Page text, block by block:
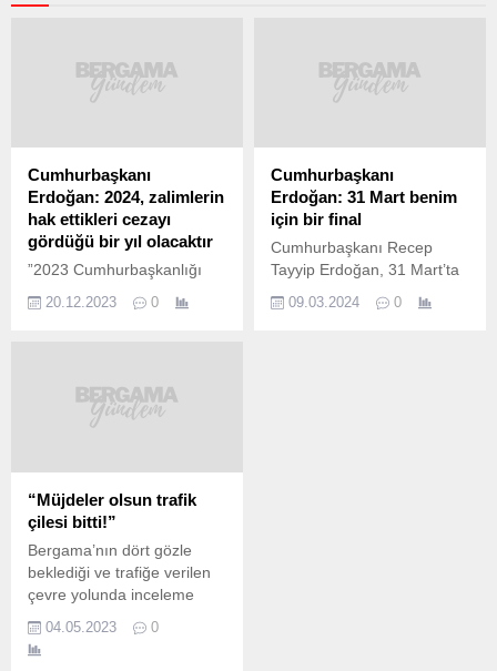
Cumhurbaşkanı
Erdoğan: 2024, zalimlerin
hak ettikleri cezayı
gördüğü bir yıl olacaktır
”2023 Cumhurbaşkanlığı
Ödülleri” sahiplerini buldu.
zikrine, meşrebine
bakmaksızın, kendini kültür
olursa olsun ifade etmek
isteyen herkesin önünü
açtık.” dedi. İsrail’in
Gazze’ye yönelik
saldırılarına da değinen
Cumhurbaşkanı Erdoğan,
“İnşallah 2024, zalimlerin
hak ettikleri cezayı gördüğü,
mazlumların...
20.12.2023 0
Cumhurbaşkanı
Erdoğan: 31 Mart benim
için bir final
Cumhurbaşkanı Recep
Tayyip Erdoğan, 31 Mart’ta
seçimlere ilişkin, “Benim için
09.03.2024 0
“Müjdeler olsun trafik
çilesi bitti!”
Bergama’nın dört gözle
beklediği ve trafiğe verilen
çevre yolunda inceleme
yolunda giriş ve çıkış
kavşak düzenlemelerinin de
04.05.2023 0